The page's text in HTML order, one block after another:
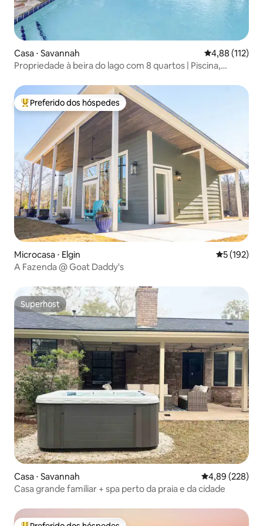
Casa ⋅ Savannah 4,88 de uma
4,88 (112)
Propriedade à beira do lago com 8 quartos | Piscina,
Entre os melhores preferidos dos hóspedes
Preferido dos hóspedes
Microcasa ⋅ Elgin 5 de uma
5 (192)
A Fazenda @ Goat Daddy's
Superhost
Superhost
Casa ⋅ Savannah 4,89 de uma
4,89 (228)
Casa grande familiar + spa perto da praia e da cidade